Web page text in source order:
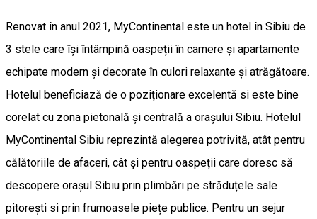
Renovat în anul 2021, MyContinental este un hotel în Sibiu de
3 stele care își întâmpină oaspeții în camere și apartamente
echipate modern și decorate în culori relaxante și atrăgătoare.
Hotelul beneficiază de o poziționare excelentă si este bine
corelat cu zona pietonală și centrală a orașului Sibiu. Hotelul
MyContinental Sibiu reprezintă alegerea potrivită, atât pentru
călătoriile de afaceri, cât și pentru oaspeții care doresc să
descopere orașul Sibiu prin plimbări pe străduțele sale
pitorești si prin frumoasele piețe publice. Pentru un sejur